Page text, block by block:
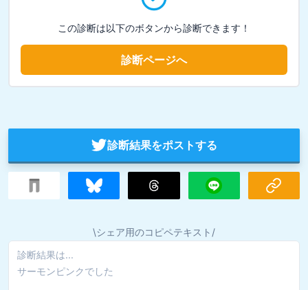
この診断は以下のボタンから診断できます！
診断ページへ
診断結果をポストする
\シェア用のコピペテキスト/